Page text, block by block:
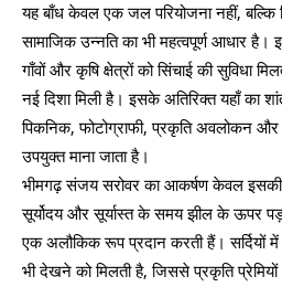
यह बाँध केवल एक जल परियोजना नहीं,
सामाजिक उन्नति का भी महत्वपूर्ण
गाँवों और कृषि क्षेत्रों को सिंचाई की सुविधा
नई दिशा मिली है। इसके अतिरिक्त यहाँ का
पिकनिक, फोटोग्राफी, प्रकृति अवलोकन और
उपयुक्त माना जाता है।
भीमगढ़ संजय सरोवर का आकर्षण केवल इसकी
सूर्योदय और सूर्यास्त के समय झील के ऊपर
एक अलौकिक रूप प्रदान करती हैं। सर्दियों में
भी देखने को मिलती है, जिससे प्रकृति